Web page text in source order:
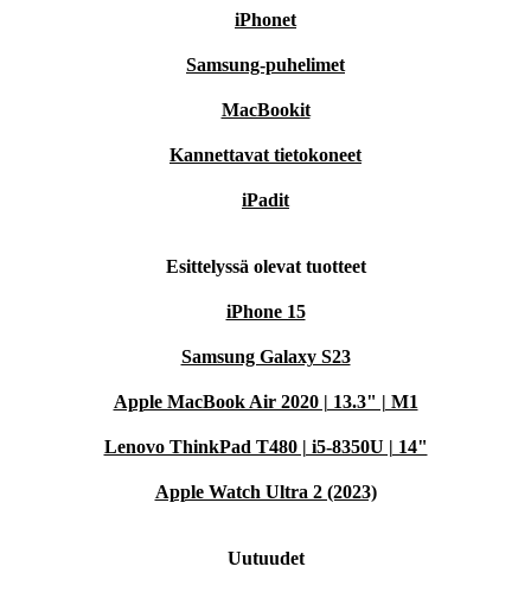
iPhonet
Samsung-puhelimet
MacBookit
Kannettavat tietokoneet
iPadit
Esittelyssä olevat tuotteet
iPhone 15
Samsung Galaxy S23
Apple MacBook Air 2020 | 13.3" | M1
Lenovo ThinkPad T480 | i5-8350U | 14"
Apple Watch Ultra 2 (2023)
Uutuudet